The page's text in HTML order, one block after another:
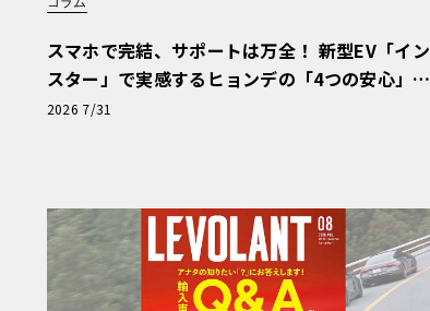
スマホで完結、サポートは万全！ 新型EV「イン
スター」で実感するヒョンデの「4つの安心」
【第1回・ヒョンデ6つの疑問：Why? Hyunda
2026 7/31